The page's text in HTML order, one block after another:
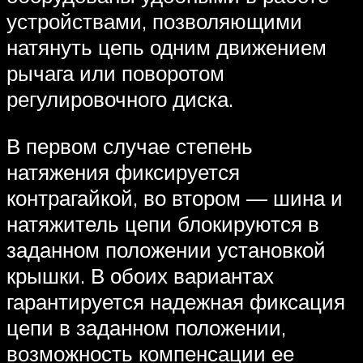
устройствами, позволяющими
натянуть цепь одним движением
рычага или поворотом
регулировочного диска.
В первом случае степень
натяжения фиксируется
контрагайкой, во втором — шина и
натяжитель цепи блокируются в
заданном положении установкой
крышки. В обоих вариантах
гарантируется надежная фиксация
цепи в заданном положении,
возможность компенсации ее